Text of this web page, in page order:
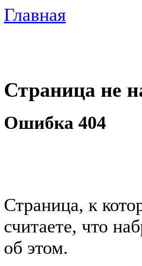
Главная
Страница не
Ошибка 404
Страница, к
считаете, что
об этом.